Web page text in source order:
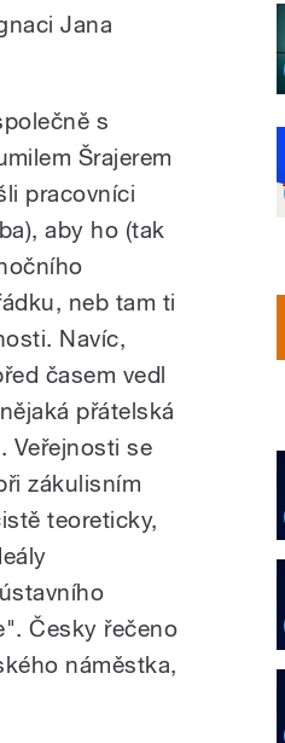
Jana
s
Šrajerem
pracovníci
aby ho (tak
neb tam ti
Navíc,
časem vedl
přátelská
Veřejnosti se
zákulisním
teoreticky,
Česky řečeno
náměstka,